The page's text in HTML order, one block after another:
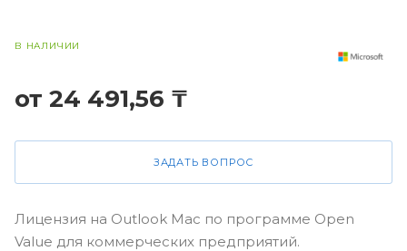
В НАЛИЧИИ
от 24 491,56 ₸
ЗАДАТЬ ВОПРОС
Лицензия на Outlook Mac по программе Open
Value для коммерческих предприятий.